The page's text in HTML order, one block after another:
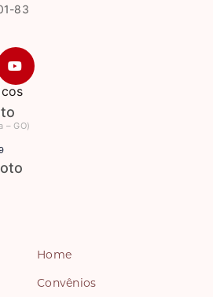
83
– GO)
Home
Convênios